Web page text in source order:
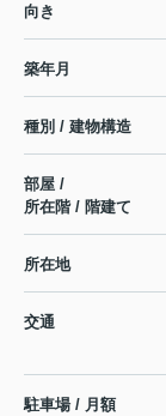
向き
築年月
種別 / 建物構造
部屋 /
所在階 / 階建て
所在地
交通
駐車場 / 月額